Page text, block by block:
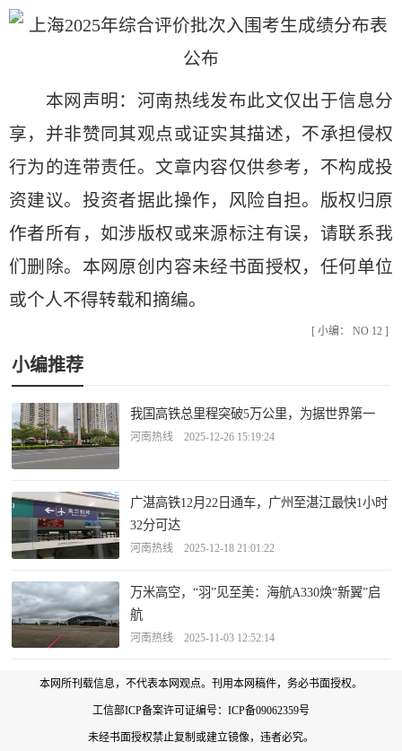
本网声明：河南热线发布此文仅出于信息分
享，并非赞同其观点或证实其描述，不承担侵权
行为的连带责任。文章内容仅供参考，不构成投
资建议。投资者据此操作，风险自担。版权归原
作者所有，如涉版权或来源标注有误，请联系我
们删除。本网原创内容未经书面授权，任何单位
或个人不得转载和摘编。
[ 小编： NO 12 ]
小编推荐
我国高铁总里程突破5万公里，为据世界第一
河南热线 2025-12-26 15:19:24
广湛高铁12月22日通车，广州至湛江最快1小时
32分可达
河南热线 2025-12-18 21:01:22
万米高空，“羽”见至美：海航A330焕“新翼”启
航
河南热线 2025-11-03 12:52:14
本网所刊载信息，不代表本网观点。刊用本网稿件，务必书面授权。
工信部ICP备案许可证编号： ICP备09062359号
未经书面授权禁止复制或建立镜像，违者必究。